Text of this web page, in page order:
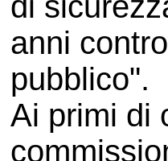
anni
pubblico".
Ai primi di